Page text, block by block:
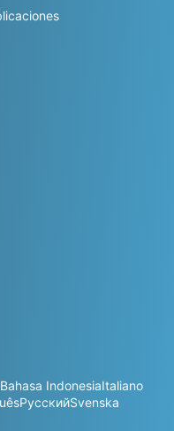
Bahasa IndonesiaItaliano
РусскийSvenska